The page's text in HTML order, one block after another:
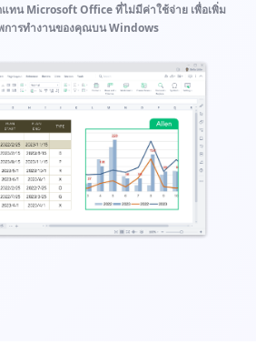
แทน Microsoft Office ที่ไม่มีค่าใช้จ่าย เพื่อเพิ่ม
การทำงานของคุณบน Windows